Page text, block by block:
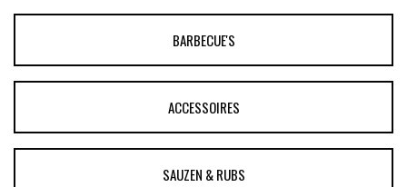
BARBECUE'S
ACCESSOIRES
SAUZEN & RUBS